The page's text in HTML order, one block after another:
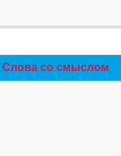
Слова со смыслом